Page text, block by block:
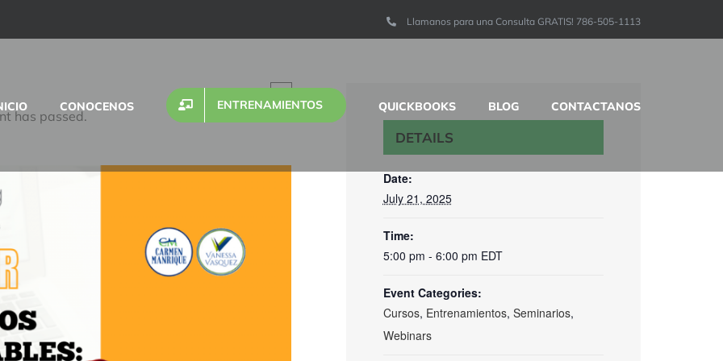
Llamanos para una Consulta GRATIS! 786-505-1113
CONOCENOS ENTRENAMIENTOS QUICKBOOKS BLOG CONTACTANOS
has passed.
DETAILS
Date:
July 21, 2025
Time:
5:00 pm - 6:00 pm EDT
Event Categories:
Cursos, Entrenamientos, Seminarios,
Webinars